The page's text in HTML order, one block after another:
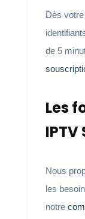
Dès
de 5
Les
Nous
les
notre